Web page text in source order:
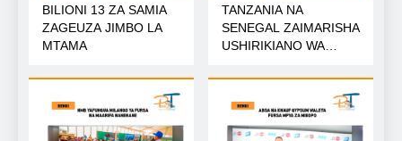
BILIONI 13 ZA SAMIA
ZAGEUZA JIMBO LA
MTAMA
TANZANIA NA
SENEGAL ZAIMARISHA
USHIRIKIANO WA